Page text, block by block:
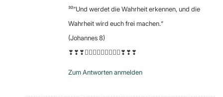
³²“Und werdet die Wahrheit erkennen, und die
Wahrheit wird euch frei machen.“
(Johannes 8)
❣❣❣🙇🏽‍♀️🙇🏽‍♀️🙇🏽‍♀️❣❣❣
Zum Antworten anmelden